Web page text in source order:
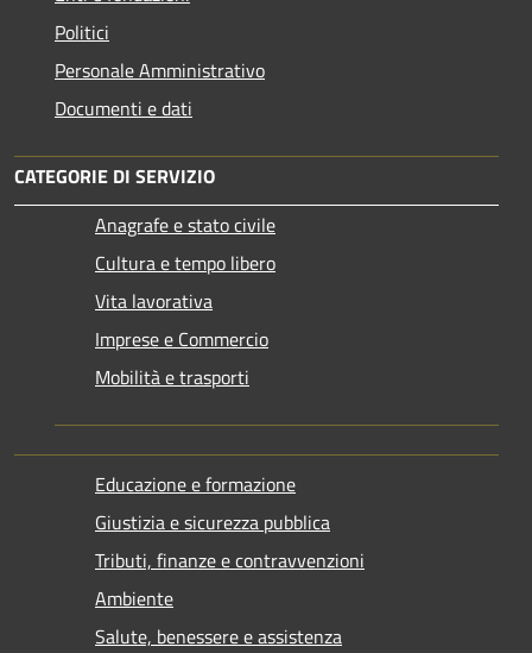
Politici
Personale Amministrativo
Documenti e dati
CATEGORIE DI SERVIZIO
Anagrafe e stato civile
Cultura e tempo libero
Vita lavorativa
Imprese e Commercio
Mobilità e trasporti
Educazione e formazione
Giustizia e sicurezza pubblica
Tributi, finanze e contravvenzioni
Ambiente
Salute, benessere e assistenza